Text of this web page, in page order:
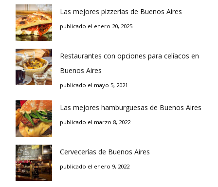
Las mejores pizzerías de Buenos Aires
publicado el enero 20, 2025
Restaurantes con opciones para celíacos en
Buenos Aires
publicado el mayo 5, 2021
Las mejores hamburguesas de Buenos Aires
publicado el marzo 8, 2022
Cervecerías de Buenos Aires
publicado el enero 9, 2022